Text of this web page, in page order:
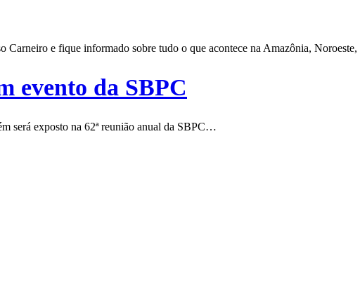
Carneiro e fique informado sobre tudo o que acontece na Amazônia,
evento da SBPC
será exposto na 62ª reunião anual da SBPC…